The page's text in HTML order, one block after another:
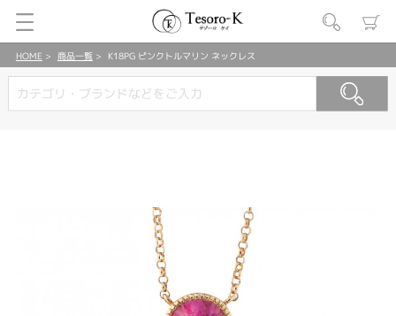
HOME 商品一覧 K18PG ピンクトルマリン ネックレス